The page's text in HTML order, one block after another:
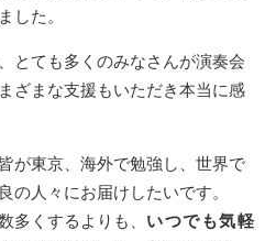
した。
とても多くのみなさんが演奏会
ざまな支援もいただき本当に感
が東京、海外で勉強し、世界で
の人々にお届けしたいです。
多くするよりも、 いつでも気軽